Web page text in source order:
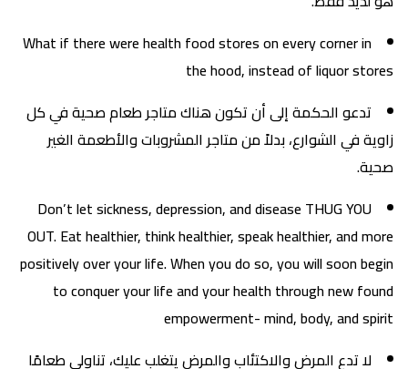
What if there were health food stores on every corner in
the hood, instead of liquor stores
تدعو الحكمة إلى أن تكون هناك متاجر طعام صحية في كل
زاوية في الشوارع، بدلاً من متاجر المشروبات والأطعمة الغير
صحية.
Don’t let sickness, depression, and disease THUG YOU
OUT. Eat healthier, think healthier, speak healthier, and more
positively over your life. When you do so, you will soon begin
to conquer your life and your health through new found
empowerment- mind, body, and spirit
لا تدع المرض والاكتئاب والمرض يتغلب عليك، تناولي طعامًا